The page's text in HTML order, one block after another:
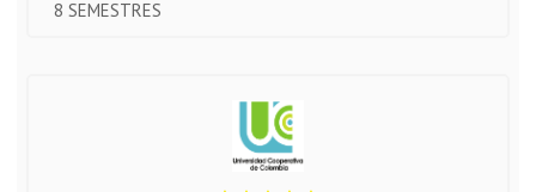
8 SEMESTRES